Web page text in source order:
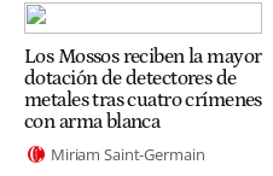
Los Mossos reciben la mayor
dotación de detectores de
metales tras cuatro crímenes
con arma blanca
Miriam Saint-Germain